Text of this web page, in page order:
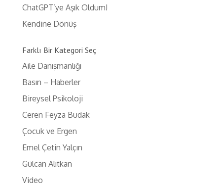
ChatGPT’ye Aşık Oldum!
Kendine Dönüş
Farklı Bir Kategori Seç
Aile Danışmanlığı
Basın – Haberler
Bireysel Psikoloji
Ceren Feyza Budak
Çocuk ve Ergen
Emel Çetin Yalçın
Gülcan Alıtkan
Video